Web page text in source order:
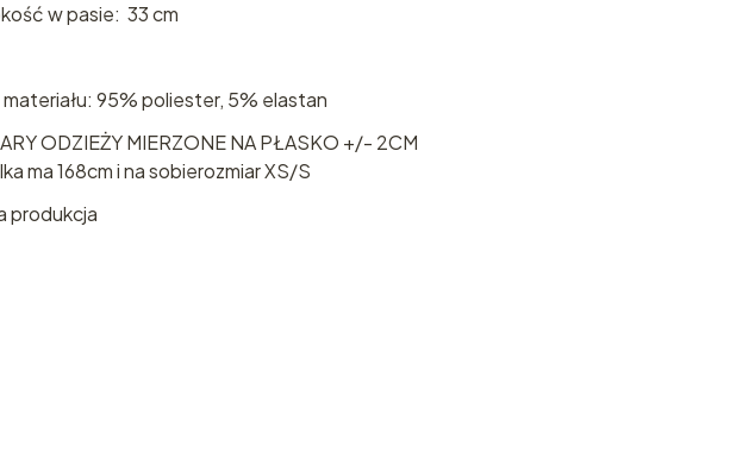
w pasie: 33 cm
materiału: 95% poliester, 5% elastan
ODZIEŻY MIERZONE NA PŁASKO +/- 2CM
ma 168cm i na sobierozmiar XS/S
produkcja